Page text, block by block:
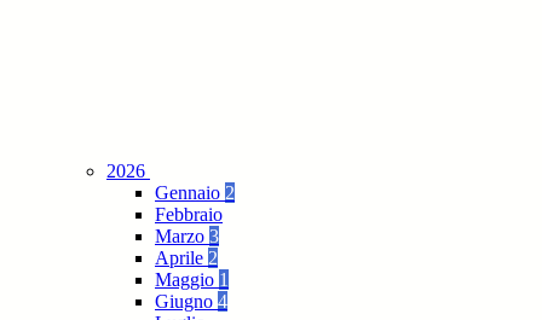
2026
Gennaio 2
Febbraio
Marzo 3
Aprile 2
Maggio 1
Giugno 4